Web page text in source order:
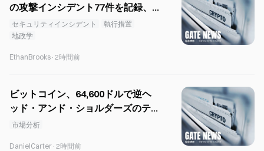
の攻撃インシデント77件を記録、
税務データ漏えいの疑い
セキュリティインシデント
執行措置
地政学
EthanBrooks · 2時間前
ビットコイン、64,600ドルで逆ヘ
ッド・アンド・ショルダーズのテク
ニカルパターンを形成する
市場分析
DanielCarter · 2時間前